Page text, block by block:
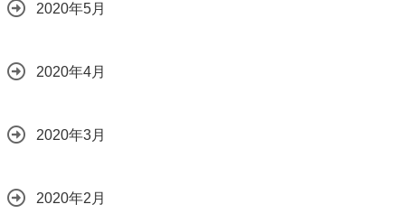
2020年5月
2020年4月
2020年3月
2020年2月